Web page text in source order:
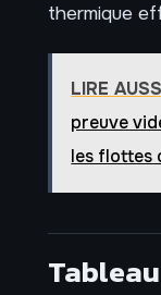
thermique
LIRE
preuve
les flottes